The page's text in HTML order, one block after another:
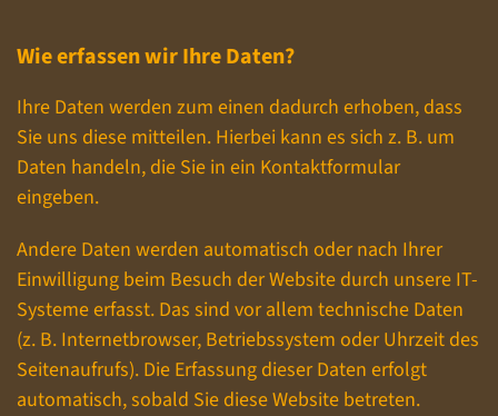
Wie erfassen wir Ihre Daten?
Ihre Daten werden zum einen dadurch erhoben, dass
Sie uns diese mitteilen. Hierbei kann es sich z. B. um
Daten handeln, die Sie in ein Kontaktformular
eingeben.
Andere Daten werden automatisch oder nach Ihrer
Einwilligung beim Besuch der Website durch unsere IT-
Systeme erfasst. Das sind vor allem technische Daten
(z. B. Internetbrowser, Betriebssystem oder Uhrzeit des
Seitenaufrufs). Die Erfassung dieser Daten erfolgt
automatisch, sobald Sie diese Website betreten.